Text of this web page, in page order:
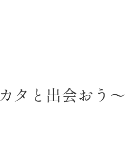
タと出会おう～